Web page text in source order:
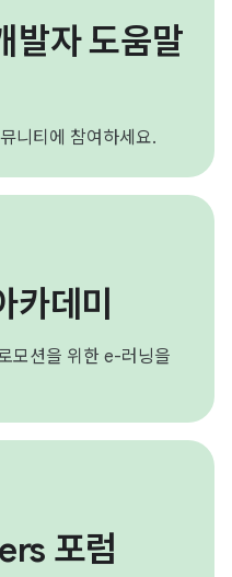
자 도움말
니티에 참여하세요.
데미
모션을 위한 e-러닝을
포럼